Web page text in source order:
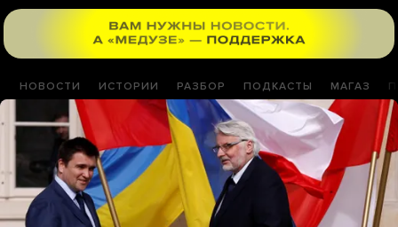
НОВОСТИ ИСТОРИИ РАЗБОР ПОДКАСТЫ МАГАЗ